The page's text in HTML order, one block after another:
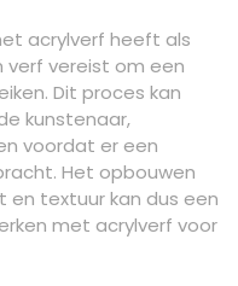
acrylverf heeft als
vereist om een
Dit proces kan
kunstenaar,
voordat er een
Het opbouwen
textuur kan dus een
met acrylverf voor